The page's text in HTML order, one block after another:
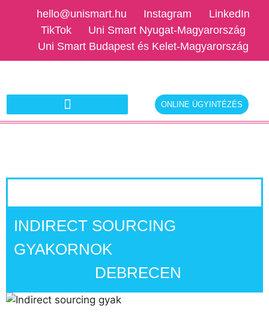
hello@unismart.hu Instagram
LinkedIn
TikTok
Uni Smart Nyugat-Magyarország
Uni Smart Budapest és Kelet-Magyarország
ONLINE ÜGYINTÉZÉS
INDIRECT SOURCING
GYAKORNOK
DEBRECEN